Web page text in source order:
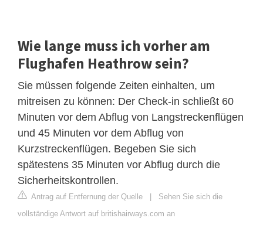
Wie lange muss ich vorher am
Flughafen Heathrow sein?
Sie müssen folgende Zeiten einhalten, um
mitreisen zu können: Der Check-in schließt 60
Minuten vor dem Abflug von Langstreckenflügen
und 45 Minuten vor dem Abflug von
Kurzstreckenflügen. Begeben Sie sich
spätestens 35 Minuten vor Abflug durch die
Sicherheitskontrollen.
Antrag auf Entfernung der Quelle | Sehen Sie sich die
vollständige Antwort auf britishairways.com an